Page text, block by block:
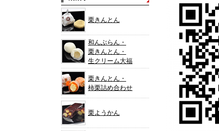
栗きんとん
和んぶらん・
栗きんとん・
生クリーム大福
栗きんとん・
柿栗詰め合わせ
栗ようかん